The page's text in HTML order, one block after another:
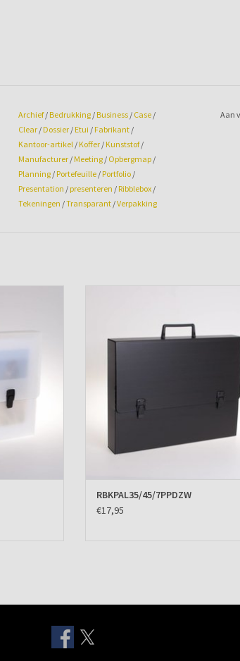
Archief/ Bedrukking / Business / Case /
Clear / Dossier / Etui / Fabrikant /
Kantoor-artikel / Koffer / Kunststof/
Manufacturer / Meeting / Opbergmap /
Planning / Portefeuille / Portfolio /
Presentation / presenteren / Ribblebox /
Tekeningen /Transparant /Verpakking
Aan
RBKPAL35/45/7PPDZW
€17,95